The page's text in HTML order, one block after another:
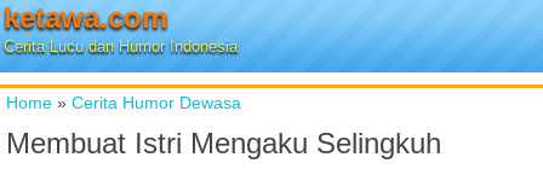
ketawa.com
Cerita Lucu dan Humor Indonesia
Home » Cerita Humor Dewasa
Membuat Istri Mengaku Selingkuh